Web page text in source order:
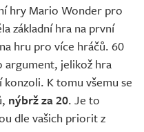
hry Mario Wonder pro
základní hra na první
hru pro více hráčů. 60
argument, jelikož hra
K tomu všemu se
nýbrž za 20. Je to
dle vašich priorit z